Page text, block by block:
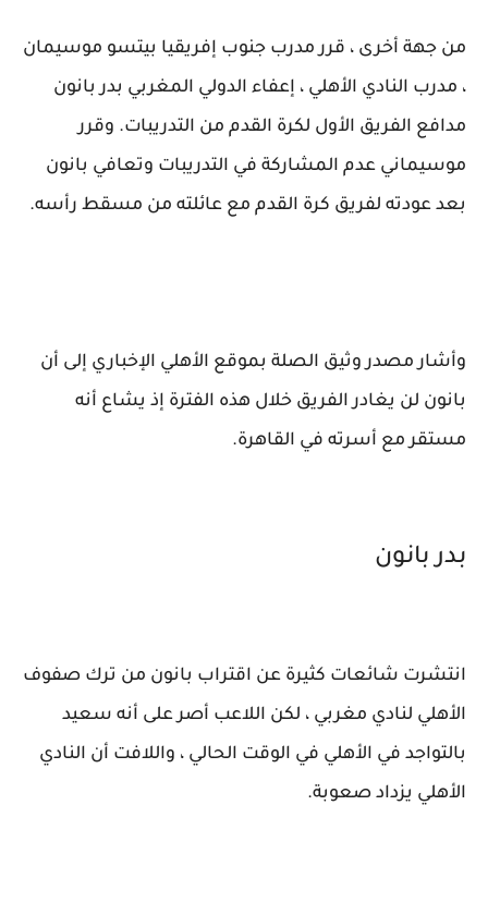
من جهة أخرى ، قرر مدرب جنوب إفريقيا بيتسو موسيمان
، مدرب النادي الأهلي ، إعفاء الدولي المغربي بدر بانون
مدافع الفريق الأول لكرة القدم من التدريبات. وقرر
موسيماني عدم المشاركة في التدريبات وتعافي بانون
بعد عودته لفريق كرة القدم مع عائلته من مسقط رأسه.
وأشار مصدر وثيق الصلة بموقع الأهلي الإخباري إلى أن
بانون لن يغادر الفريق خلال هذه الفترة إذ يشاع أنه
مستقر مع أسرته في القاهرة.
بدر بانون
انتشرت شائعات كثيرة عن اقتراب بانون من ترك صفوف
الأهلي لنادي مغربي ، لكن اللاعب أصر على أنه سعيد
بالتواجد في الأهلي في الوقت الحالي ، واللافت أن النادي
الأهلي يزداد صعوبة.